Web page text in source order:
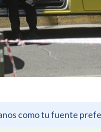
como tu fuente